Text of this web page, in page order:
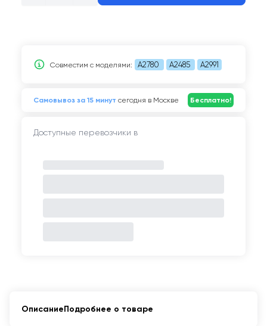
Совместим c моделями: A2780 A2485 A2991
Самовывоз за 15 минут сегодня в Москве Бесплатно!
Доступные перевозчики в
ОписаниеПодробнее о товаре